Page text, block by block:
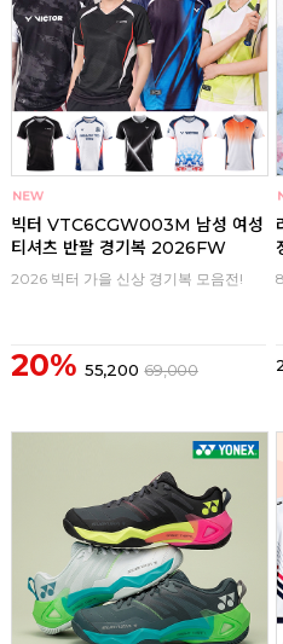
빅터 VTC6CGW003M 남성 여성
티셔츠 반팔 경기복 2026FW
2026 빅터 가을 신상 경기복 모음전!
20% 55,200 69,000